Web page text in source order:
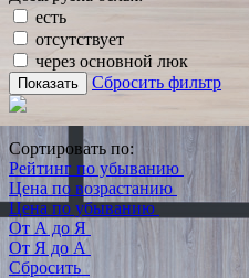
есть
отсутствует
через основной люк
Показать Сбросить фильтр
Сортировать по:
Рейтинг по убыванию
Цена по возрастанию
Цена по убыванию
От А до Я
От Я до А
Сбросить